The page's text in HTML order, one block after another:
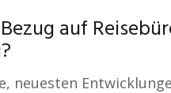
auf
neuesten